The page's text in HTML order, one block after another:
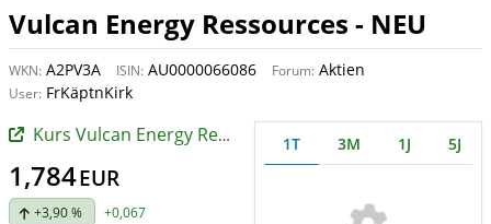
Vulcan Energy Ressources - NEU
WKN: A2PV3A ISIN: AU0000066086 Forum: Aktien
User: FrKäptnKirk
Kurs Vulcan Energy Resources
1,784EUR
+3,90 %
+0,067
1T 3M 1J 5J